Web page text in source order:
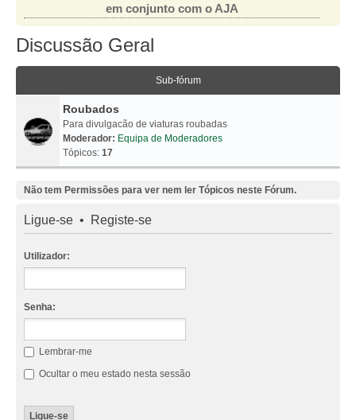
em conjunto com o AJA
Discussão Geral
Sub-fórum
Roubados
Para divulgacão de viaturas roubadas
Moderador: Equipa de Moderadores
Tópicos: 17
Não tem Permissões para ver nem ler Tópicos neste Fórum.
Ligue-se • Registe-se
Utilizador:
Senha:
Lembrar-me
Ocultar o meu estado nesta sessão